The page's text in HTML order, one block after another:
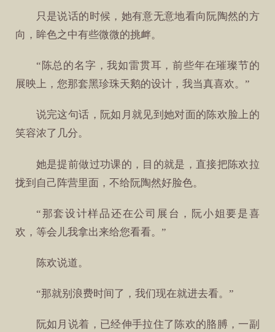
只是说话的时候，她有意无意地看向阮陶然的方
向，眸色之中有些微微的挑衅。
“陈总的名字，我如雷贯耳，前些年在璀璨节的
展映上，您那套黑珍珠天鹅的设计，我当真喜欢。”
说完这句话，阮如月就见到她对面的陈欢脸上的
笑容浓了几分。
她是提前做过功课的，目的就是，直接把陈欢拉
拢到自己阵营里面，不给阮陶然好脸色。
“那套设计样品还在公司展台，阮小姐要是喜
欢，等会儿我拿出来给您看看。”
陈欢说道。
“那就别浪费时间了，我们现在就进去看。”
阮如月说着，已经伸手拉住了陈欢的胳膊，一副